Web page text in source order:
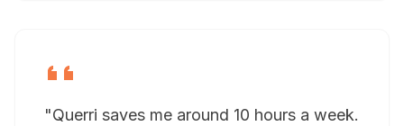
"Querri saves me around 10 hours a week.